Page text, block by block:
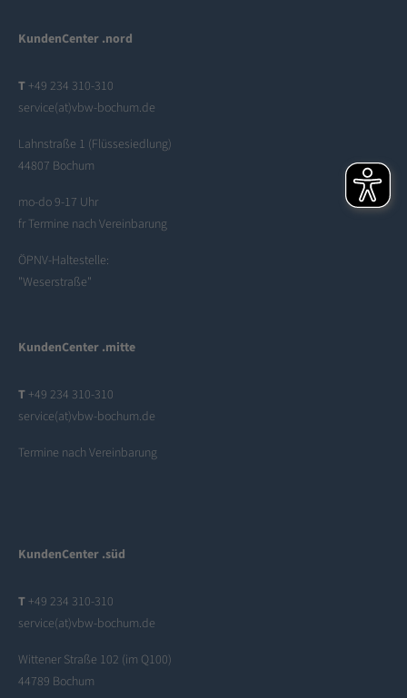
KundenCenter .nord
T +49 234 310-310
service(at)vbw-bochum.de
Lahnstraße 1 (Flüssesiedlung)
44807 Bochum
mo-do 9-17 Uhr
fr Termine nach Vereinbarung
ÖPNV-Haltestelle:
"Weserstraße"
KundenCenter .mitte
T +49 234 310-310
service(at)vbw-bochum.de
Termine nach Vereinbarung
KundenCenter .süd
T +49 234 310-310
service(at)vbw-bochum.de
Wittener Straße 102 (im Q100)
44789 Bochum